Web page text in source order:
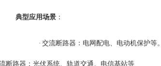
典型应用场景 ：
· 交流断路器：电网配电、电动机保护等。
断路器：光伏系统、轨道交通、电信基站等